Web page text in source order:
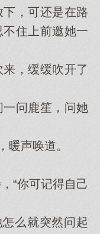
，可还是在路
不住上前邀她一
，缓缓吹开了
问鹿笙，问她
声唤道。
“你可记得自己
么就突然问起